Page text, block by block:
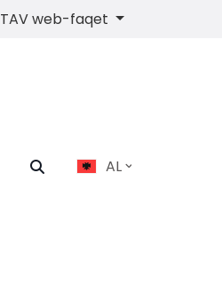
web-faqet
AL